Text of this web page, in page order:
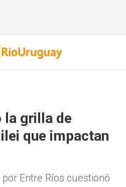
la grilla de
que impactan
Entre Ríos cuestionó